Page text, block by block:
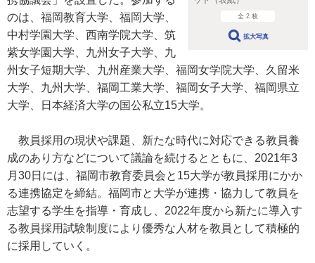
全 2 枚
拡大写真
のは、福岡教育大学、福岡大学、
中村学園大学、西南学院大学、筑
紫女学園大学、九州女子大学、九
州女子短期大学、九州産業大学、福岡女学院大学、久留米
大学、九州大学、福岡工業大学、福岡女子大学、福岡県立
大学、日本経済大学の国公私立15大学。
教員採用の現状や課題、新たな時代に対応できる教員養
成のあり方などについて議論を続けるとともに、2021年3
月30日には、福岡市教育委員会と15大学が教員採用にかか
る連携協定を締結。福岡市と大学が連携・協力して教員を
志望する学生を指導・育成し、2022年度から新たに導入す
る教員採用試験制度により優秀な人材を教員として積極的
に採用していく。